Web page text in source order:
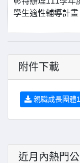
學生適性輔導計
附件下載
親職成長團體
近月內熱門